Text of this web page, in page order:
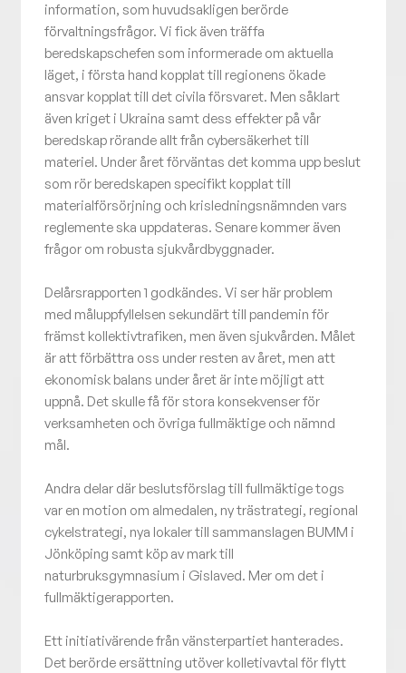
information, som huvudsakligen berörde
förvaltningsfrågor. Vi fick även träffa
beredskapschefen som informerade om aktuella
läget, i första hand kopplat till regionens ökade
ansvar kopplat till det civila försvaret. Men såklart
även kriget i Ukraina samt dess effekter på vår
beredskap rörande allt från cybersäkerhet till
materiel. Under året förväntas det komma upp beslut
som rör beredskapen specifikt kopplat till
materialförsörjning och krisledningsnämnden vars
reglemente ska uppdateras. Senare kommer även
frågor om robusta sjukvårdbyggnader.
Delårsrapporten 1 godkändes. Vi ser här problem
med måluppfyllelsen sekundärt till pandemin för
främst kollektivtrafiken, men även sjukvården. Målet
är att förbättra oss under resten av året, men att
ekonomisk balans under året är inte möjligt att
uppnå. Det skulle få för stora konsekvenser för
verksamheten och övriga fullmäktige och nämnd
mål.
Andra delar där beslutsförslag till fullmäktige togs
var en motion om almedalen, ny trästrategi, regional
cykelstrategi, nya lokaler till sammanslagen BUMM i
Jönköping samt köp av mark till
naturbruksgymnasium i Gislaved. Mer om det i
fullmäktigerapporten.
Ett initiativärende från vänsterpartiet hanterades.
Det berörde ersättning utöver kolletivavtal för flytt